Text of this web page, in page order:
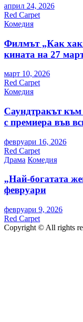
април 24, 2026
Red Carpet
Комедия
Филмът „Как
кината на 27
март 10, 2026
Red Carpet
Комедия
Саундтракът
с премиера във
февруари 16, 2026
Red Carpet
Драма Комедия
„Най-богатата
февруари
февруари 9, 2026
Red Carpet
Copyright © All rights